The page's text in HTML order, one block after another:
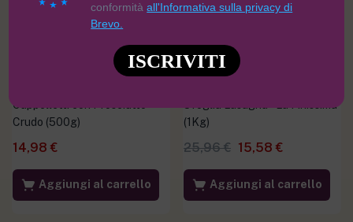
conformitàall'Informativa sulla privacy di
Brevo.
ISCRIVITI
Cappelletti con Prosciutto
Crudo (500g)
14,98 €
Aggiungi al carrello
Sfoglia Lasagna – La Finissima
(1Kg)
25,96€ 15,58 €
Aggiungi al carrello